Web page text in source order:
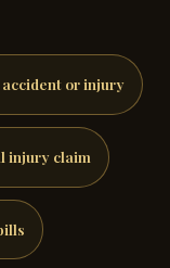
accident or injury
injury claim